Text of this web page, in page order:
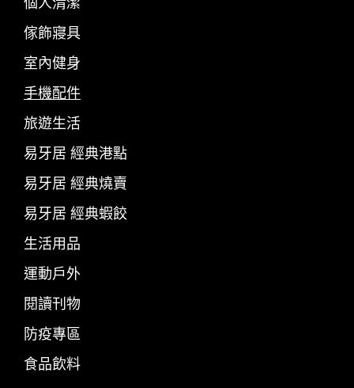
傢飾寢具
室內健身
手機配件
旅遊生活
易牙居 經典港點
易牙居 經典燒賣
易牙居 經典蝦餃
生活用品
運動戶外
閱讀刊物
防疫專區
食品飲料